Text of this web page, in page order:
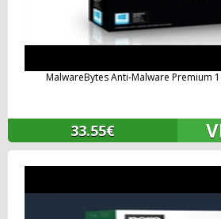
MalwareBytes Anti-Malware Premium
33.55€